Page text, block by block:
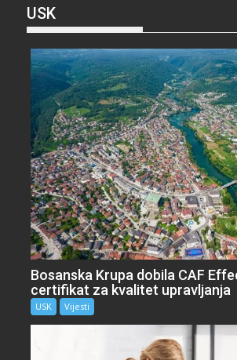
USK
Bosanska Krupa dobila CAF
certifikat za kvalitet upravljanja
USK Vijesti